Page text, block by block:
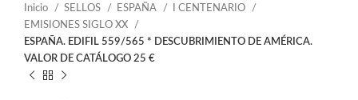
Inicio SELLOS ESPAÑA
I CENTENARIO
EMISIONES SIGLO XX
ESPAÑA. EDIFIL 559/565 * DESCUBRIMIENTO DE AMÉRICA.
VALOR DE CATÁLOGO 25 €